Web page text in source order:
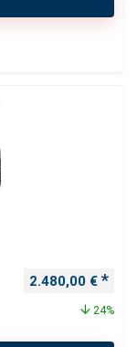
Ursprünglicher
2.480,00 €
24%